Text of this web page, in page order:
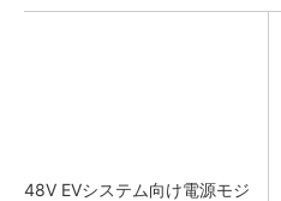
48V EVシステム向け電源モジ